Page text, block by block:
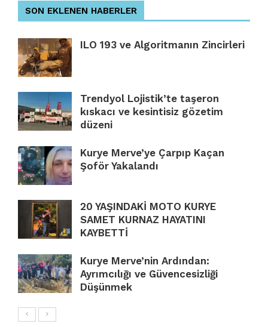
SON EKLENEN HABERLER
ILO 193 ve Algoritmanın Zincirleri
Trendyol Lojistik’te taşeron
kıskacı ve kesintisiz gözetim
düzeni
Kurye Merve’ye Çarpıp Kaçan
Şoför Yakalandı
20 YAŞINDAKİ MOTO KURYE
SAMET KURNAZ HAYATINI
KAYBETTİ
Kurye Merve’nin Ardından:
Ayrımcılığı ve Güvencesizliği
Düşünmek